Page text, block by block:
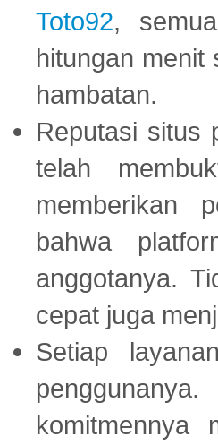
Toto92,
hitungan menit
hambatan.
Reputasi situs
telah
memberikan
bahwa
anggotanya.
cepat juga
Setiap
komitmennya